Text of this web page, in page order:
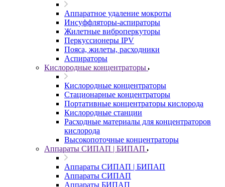
Аппаратное удаление мокроты
Инсуффляторы-аспираторы
Жилетные виброперкуторы
Перкуссионеры IPV
Пояса, жилеты, расходники
Аспираторы
Кислородные концентраторы
Кислородные концентраторы
Стационарные концентраторы
Портативные концентраторы кислорода
Кислородные станции
Расходные материалы для концентраторов
кислорода
Высокопоточные концентраторы
Аппараты СИПАП | БИПАП
Аппараты СИПАП | БИПАП
Аппараты СИПАП
Аппараты БИПАП